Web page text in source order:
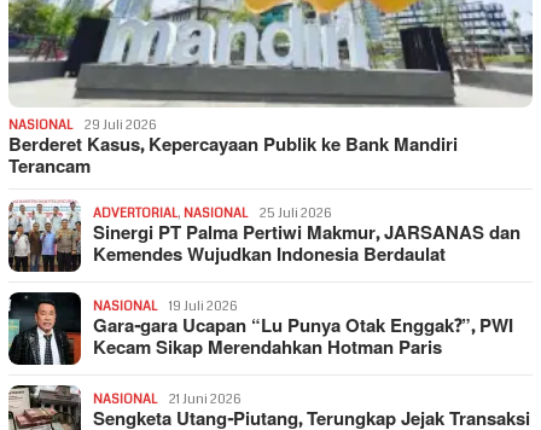
NASIONAL 29 Juli 2026
Berderet Kasus, Kepercayaan Publik ke Bank Mandiri
Terancam
ADVERTORIAL, NASIONAL 25 Juli 2026
Sinergi PT Palma Pertiwi Makmur, JARSANAS dan
Kemendes Wujudkan Indonesia Berdaulat
NASIONAL 19 Juli 2026
Gara-gara Ucapan “Lu Punya Otak Enggak?”, PWI
Kecam Sikap Merendahkan Hotman Paris
NASIONAL 21 Juni 2026
Sengketa Utang-Piutang, Terungkap Jejak Transaksi